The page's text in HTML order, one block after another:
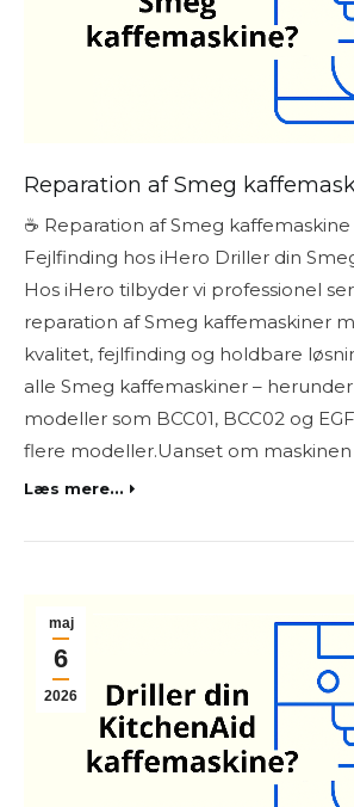
Reparation af Smeg
☕ Reparation af Smeg kaffemaskine
Fejlfinding hos iHero Driller din
Hos iHero tilbyder vi professionel
reparation af Smeg kaffemaskiner
kvalitet, fejlfinding og holdbare
alle Smeg kaffemaskiner –
modeller som BCC01, BCC02 og
flere modeller.Uanset om
Læs mere...
maj
6
2026